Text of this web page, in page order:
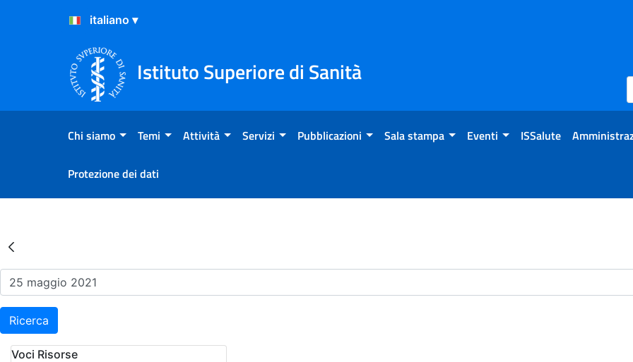
Salta al Contenuto
Salta al Footer
Istituto Superiore di Sanità
Chi siamo Temi Attività Servizi Pubblicazioni Sala stampa Eventi ISSalute
Protezione dei dati
Risultati della Ricerca - Eventi
Ricerca
Voci Risorse